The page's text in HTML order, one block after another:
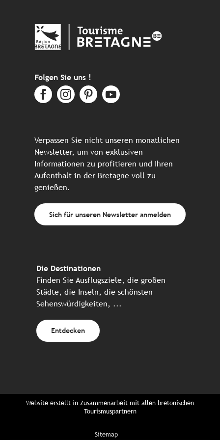
Folgen Sie uns !
Verpassen Sie nicht unseren monatlichen
Newsletter, um von exklusiven
Informationen zu profitieren und Ihren
Aufenthalt in der Bretagne voll zu
genießen.
Sich für unseren Newsletter anmelden
Die Destinationen
Finden Sie Ausflugsziele, die großen
Städte, die Inseln, die schönsten
Sehenswürdigkeiten, ...
Entdecken
Website erstellt in Zusammenarbeit mit allen bretonischen
Tourismuspartnern
Sitemap